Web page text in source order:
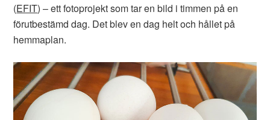
(EFIT) – ett fotoprojekt som tar en bild i timmen på en
förutbestämd dag. Det blev en dag helt och hållet på
hemmaplan.